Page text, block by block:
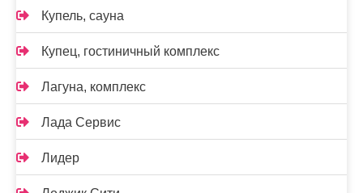
Купель, сауна
Купец, гостиничный комплекс
Лагуна, комплекс
Лада Сервис
Лидер